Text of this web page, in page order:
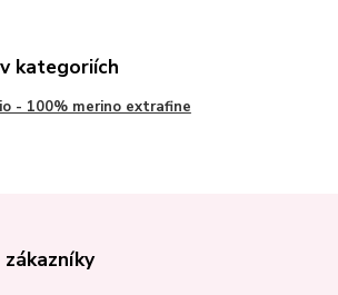
kategoriích
- 100% merino extrafine